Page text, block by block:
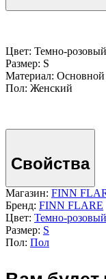
Цвет: Темно-розовый
Размер: S
Материал: Основной
Пол: Женский
Свойства
Магазин: FINN
Бренд: FINN FLARE
Цвет: Темно-розовый
Размер: S
Пол: Пол